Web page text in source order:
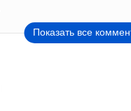
Показать все